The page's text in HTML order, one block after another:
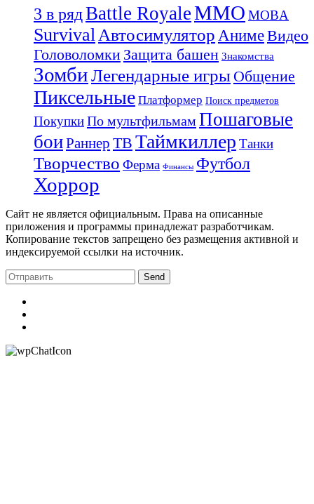
3 в рядBattle RoyaleMMO MOBA
Survival Автосимулятор АнимеВидео
Головоломки Защита башен Знакомства
ЗомбиЛегендарные игры Общение
Пиксельные Платформер Поиск предметов
ПокупкиПо мультфильмам Пошаговые
боиРаннер ТВ Таймкиллер Танки
Творчество Ферма Финансы Футбол
Хоррор
Сайт не является официальным. Права на описанные
приложения и программы принадлежат разработчикам.
Копирование текстов запрещено без размещения активной и
индексируемой ссылки на источник.
Send